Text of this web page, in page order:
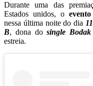
Durante uma das
Estados unidos, o
nessa última noite do dia
B, dona dosingle Bodak
estreia.